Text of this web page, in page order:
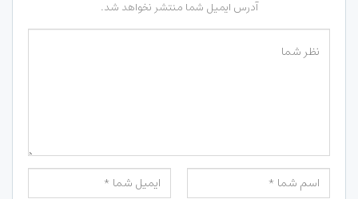
آدرس ایمیل شما منتشر نخواهد شد.